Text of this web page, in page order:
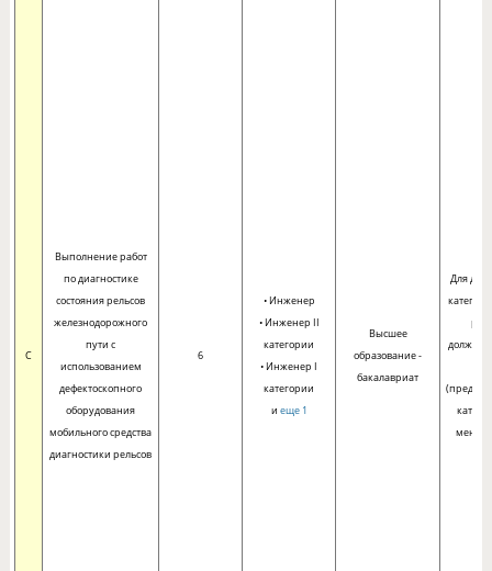
C
Выполнение работ
по диагностике
состояния рельсов
железнодорожного
пути с
использованием
дефектоскопного
оборудования
мобильного средства
диагностики рельсов
6
• Инженер
• Инженер II
категории
• Инженер I
категории
и еще 1
Высшее
образование -
бакалавриат
Для
менее